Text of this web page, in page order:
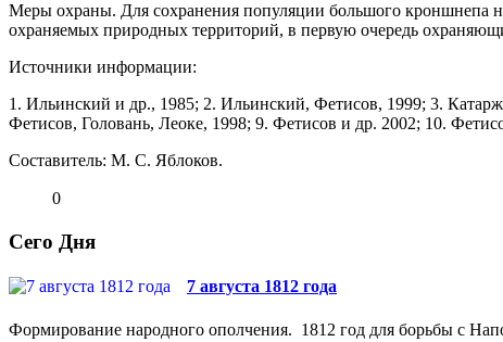
Меры охраны. Для сохранения популяции большого кроншнепа
охраняемых природных территорий, в первую очередь
Источники информации:
1. Ильинский и др., 1985; 2. Ильинский, Фетисов, 1999; 3.
Фетисов, Головань, Леоке, 1998; 9. Фетисов и др. 2002; 10.
Составитель: М. С. Яблоков.
0
Сего Дня
7 августа 1812 года
Формирование народного ополчения. 1812 год для борьбы с